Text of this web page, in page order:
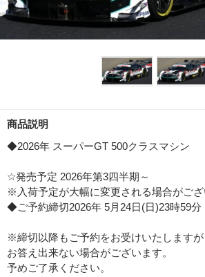
商品説明
◆2026年 スーパーGT 500クラスマシン
☆発売予定 2026年第3四半期～
※入荷予定が大幅に変更される場合がご
◆ご予約締切2026年 5月24日(日)23時59分
※締切以降もご予約をお受けいたしますが
お答え出来ない場合がございます。
予めご了承ください。